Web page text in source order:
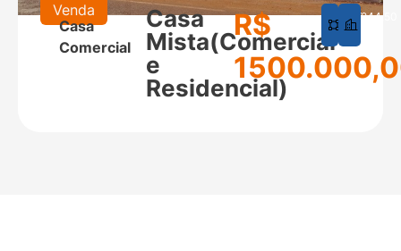
Venda
Casa
Comercial
Casa
Mista(Comercial
e
Residencial)
R$
625
m²
244,50